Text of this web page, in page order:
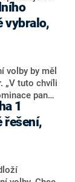
současná
vytahují
moc je
2028
vybralo,
volby by měl
„V tuto chvíli
pana
pro
o
co
Zároveň
1
řešení,